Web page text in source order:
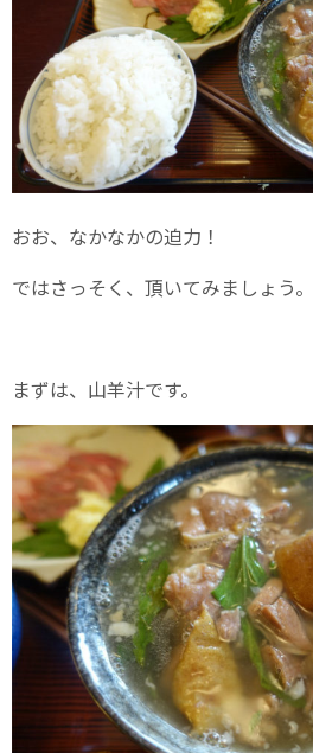
おお、なかなかの迫力！
ではさっそく、頂いてみましょう。
まずは、山羊汁です。